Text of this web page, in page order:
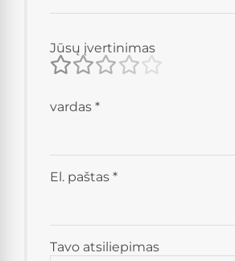
Jūsų įvertinimas
Tavo atsiliepimas
vardas *
El. paštas *